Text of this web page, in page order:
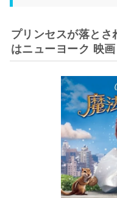
プリンセスが落と
はニューヨーク 映